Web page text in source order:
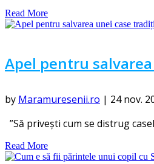
Read More
Apel pentru
by Maramuresenii.ro | 24 nov.
”Să privești cum se distrug
Read More